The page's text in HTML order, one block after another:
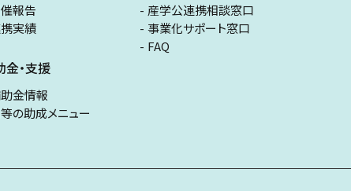
報告
実績
金・支援
金情報
の助成メニュー
産学公連携相談窓口
事業化サポート窓口
FAQ